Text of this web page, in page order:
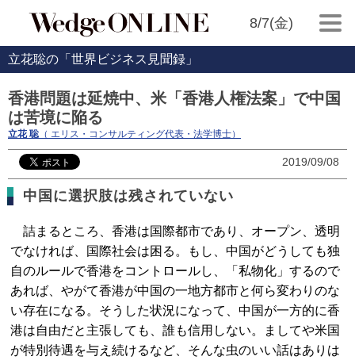
8/7(金)
立花聡の「世界ビジネス見聞録」
香港問題は延焼中、米「香港人権法案」で中国
は苦境に陥る
立花 聡 （ エリス・コンサルティング代表・法学博士）
2019/09/08
中国に選択肢は残されていない
詰まるところ、香港は国際都市であり、オープン、透明
でなければ、国際社会は困る。もし、中国がどうしても独
自のルールで香港をコントロールし、「私物化」するので
あれば、やがて香港が中国の一地方都市と何ら変わりのな
い存在になる。そうした状況になって、中国が一方的に香
港は自由だと主張しても、誰も信用しない。ましてや米国
が特別待遇を与え続けるなど、そんな虫のいい話はありは